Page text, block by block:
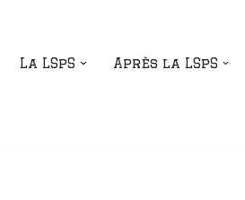
La LSpS
Après la LSpS